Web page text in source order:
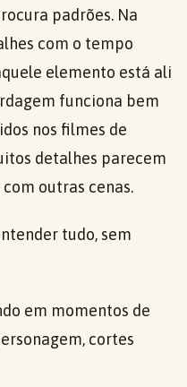
padrões. Na
com o tempo
elemento está ali
funciona bem
nos filmes de
detalhes parecem
outras cenas.
tudo, sem
em momentos de
cortes